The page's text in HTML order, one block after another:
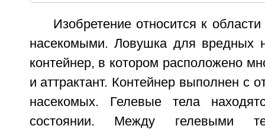
Изобретение относится к
насекомыми. Ловушка для вредных
контейнер, в котором расположено
и аттрактант. Контейнер выполнен с
насекомых. Гелевые тела
состоянии. Между гелевыми